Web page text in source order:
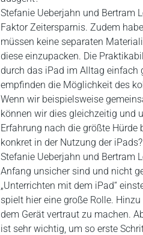
Stefanie Ueberjahn und Bertram
Faktor Zeitersparnis. Zudem
müssen keine separaten
diese einzupacken. Die
durch das iPad im Alltag einfach
empfinden die Möglichkeit des
Wenn wir beispielsweise
können wir dies gleichzeitig und
Erfahrung nach die größte Hürde
konkret in der Nutzung der iPads?
Stefanie Ueberjahn und Bertram
Anfang unsicher sind und nicht
„Unterrichten mit dem iPad“
spielt hier eine große Rolle.
dem Gerät vertraut zu machen.
ist sehr wichtig, um so erste